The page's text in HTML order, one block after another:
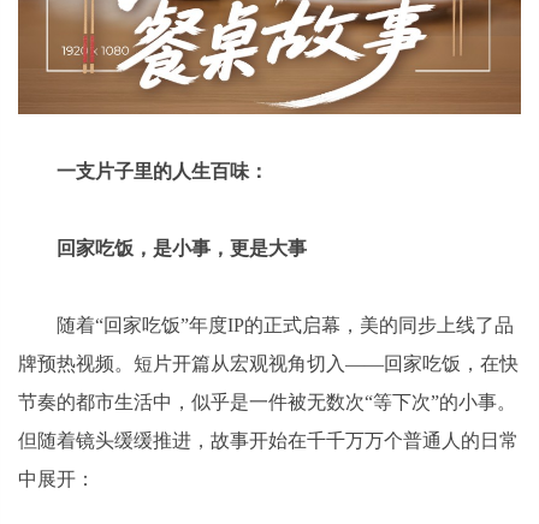
一支片子里的人生百味：
回家吃饭，是小事，更是大事
随着“回家吃饭”年度IP的正式启幕，美的同步上线了品
牌预热视频。短片开篇从宏观视角切入——回家吃饭，在快
节奏的都市生活中，似乎是一件被无数次“等下次”的小事。
但随着镜头缓缓推进，故事开始在千千万万个普通人的日常
中展开：